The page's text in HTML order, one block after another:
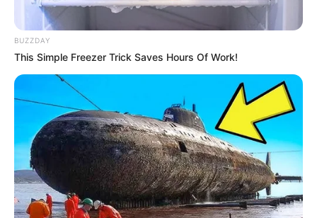
campañas" : Diputado
Carlos Reyes
Gobernación entregó más
de 6 mil bultos de
fertilizantes
TOLIMA
BUZZDAY
This Simple Freezer Trick Saves Hours Of Work!